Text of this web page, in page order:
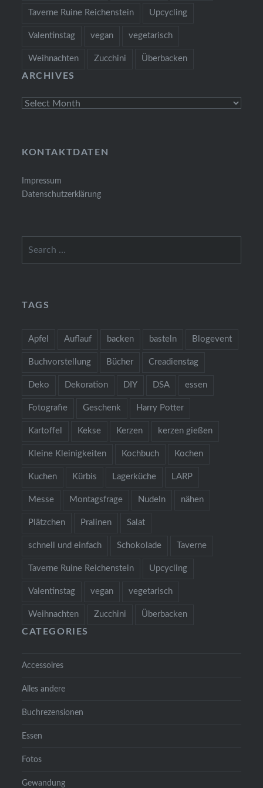
Taverne Ruine Reichenstein Upcycling
Valentinstag vegan vegetarisch
Weihnachten Zucchini Überbacken
ARCHIVES
Archives
KONTAKTDATEN
Impressum
Datenschutzerklärung
TAGS
Apfel Auflauf backen basteln Blogevent
Buchvorstellung Bücher Creadienstag
Deko Dekoration DIY DSA essen
Fotografie Geschenk Harry Potter
Kartoffel Kekse Kerzen kerzen gießen
Kleine Kleinigkeiten Kochbuch Kochen
Kuchen Kürbis Lagerküche LARP
Messe Montagsfrage Nudeln nähen
Plätzchen Pralinen Salat
schnell und einfach Schokolade Taverne
Taverne Ruine Reichenstein Upcycling
Valentinstag vegan vegetarisch
Weihnachten Zucchini Überbacken
CATEGORIES
Accessoires
Alles andere
Buchrezensionen
Essen
Fotos
Gewandung